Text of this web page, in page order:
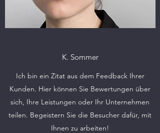
K. Sommer
Ich bin ein Zitat aus dem Feedback Ihrer
Kunden. Hier können Sie Bewertungen über
sich, Ihre Leistungen oder Ihr Unternehmen
teilen. Begeistern Sie die Besucher dafür, mit
Ihnen zu arbeiten!